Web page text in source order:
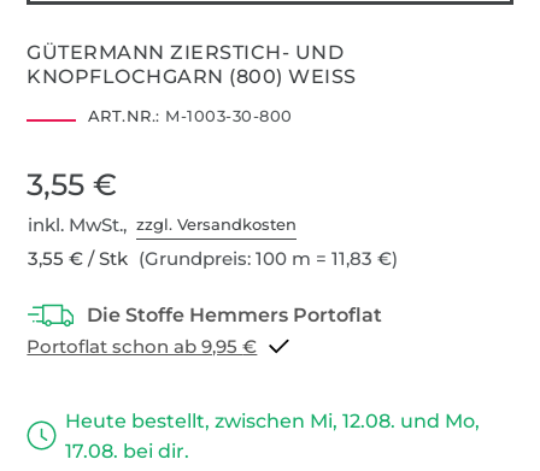
GÜTERMANN ZIERSTICH- UND
KNOPFLOCHGARN (800) WEISS
ART.NR.: M-1003-30-800
3,55 €
inkl. MwSt.,zzgl. Versandkosten
3,55 € / Stk (Grundpreis: 100 m = 11,83 €)
Portoflat schon ab 9,95 €
Heute bestellt, zwischen Mi, 12.08. und Mo,
17.08. bei dir.